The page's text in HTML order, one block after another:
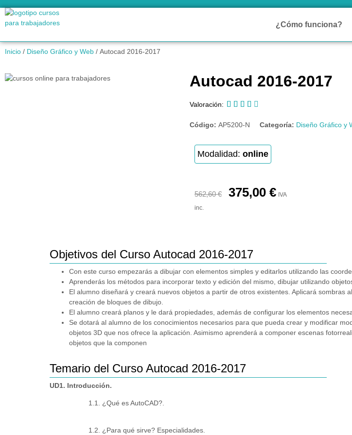
¿Cómo funciona?
Inicio / Diseño Gráfico y Web / Autocad 2016-2017
Autocad 2016-2017
Valoración:     
Código: AP5200-N Categoría: Diseño Gráfico y
Modalidad: online
562,60€ 375,00 € IVA
inc.
Objetivos del Curso Autocad 2016-2017
Con este curso empezarás a dibujar con elementos simples y editarlos utilizando las
Aprenderás los métodos para incorporar texto y edición del mismo, dibujar utilizando
El alumno diseñará y creará nuevos objetos a partir de otros existentes. Aplicará
creación de bloques de dibujo.
El alumno creará planos y le dará propiedades, además de configurar los elementos
Se dotará al alumno de los conocimientos necesarios para que pueda crear y modificar
objetos 3D que nos ofrece la aplicación. Asimismo aprenderá a componer escenas
objetos que la componen
Temario del Curso Autocad 2016-2017
UD1. Introducción.
1.1. ¿Qué es AutoCAD?.
1.2. ¿Para qué sirve? Especialidades.